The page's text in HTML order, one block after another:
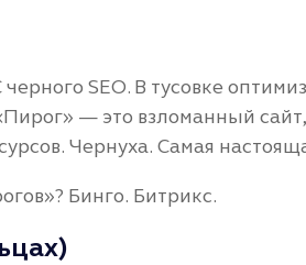
SEO. В тусовке
— это взломанный
Чернуха. Самая
Бинго. Битрикс.